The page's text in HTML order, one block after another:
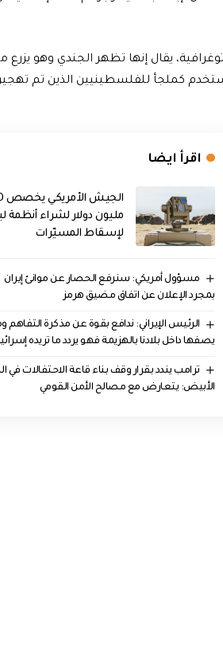
يقال إنها تظهر الجندي وهو يزرع
كانت تستخدم كملجأ للفلسطينيين الذين تم
اقرأ ايضا
مليون دولار لشراء أنظمة
لإسقاط المسيّرات
مسؤول أمريكي: سنرفع الحصار عن موانئ إيران
بمجرد الإعلان عن اتفاق مضيق هرمز
الرئيس الإيراني: ندافع بقوة عن مذكرة التفاهم
يصفها داخل بلادنا بالهزيمة فهو يردد ما تريده
ترامب يندد بقرار وقف بناء قاعة الاحتفالات في
الأبيض: يتعارض مع مصالح الأمن القومي